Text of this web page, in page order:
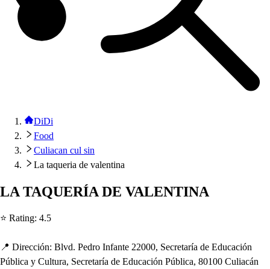
DiDi
Food
Culiacan cul sin
La taqueria de valentina
LA TAQUERÍA DE VALENTINA
⭐ Rating: 4.5
📍 Dirección: Blvd. Pedro Infante 22000, Secretaría de Educación
Pública y Cultura, Secretaría de Educación Pública, 80100 Culiacán